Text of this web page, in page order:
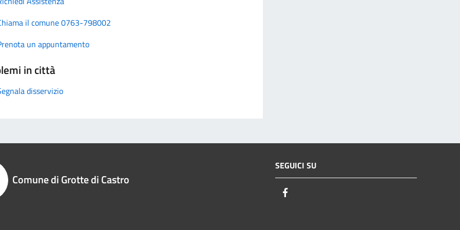
il comune 0763-798002
un appuntamento
in città
disservizio
Comune di Grotte di Castro
SEGUICI SU